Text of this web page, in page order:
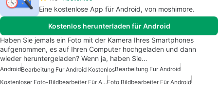
Eine kostenlose App für Android, von moshimore.
Kostenlos herunterladen für Android
Haben Sie jemals ein Foto mit der Kamera Ihres Smartphones
aufgenommen, es auf Ihren Computer hochgeladen und dann
wieder heruntergeladen? Wenn ja, haben Sie…
AndroidBearbeitung Fur Android KostenlosBearbeitung Fur Android
Kostenloser Foto-Bildbearbeiter Für AndroidFoto Bildbearbeiter Für Android